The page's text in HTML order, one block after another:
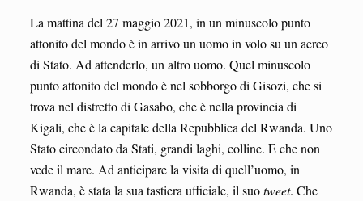
La mattina del 27 maggio 2021, in un minuscolo punto
attonito del mondo è in arrivo un uomo in volo su un aereo
di Stato. Ad attenderlo, un altro uomo. Quel minuscolo
punto attonito del mondo è nel sobborgo di Gisozi, che si
trova nel distretto di Gasabo, che è nella provincia di
Kigali, che è la capitale della Repubblica del Rwanda. Uno
Stato circondato da Stati, grandi laghi, colline. E che non
vede il mare. Ad anticipare la visita di quell’uomo, in
Rwanda, è stata la sua tastiera ufficiale, il suotweet. Che